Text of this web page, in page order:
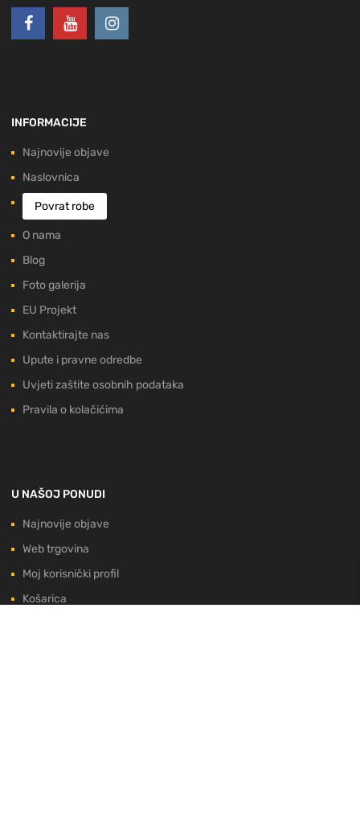
INFORMACIJE
Najnovije objave
Naslovnica
Povrat robe
O nama
Blog
Foto galerija
EU Projekt
Kontaktirajte nas
Upute i pravne odredbe
Uvjeti zaštite osobnih podataka
Pravila o kolačićima
U NAŠOJ PONUDI
Najnovije objave
Web trgovina
Moj korisnički profil
Košarica